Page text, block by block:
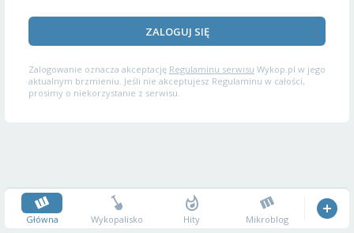
ZALOGUJ SIĘ
Zalogowanie oznacza akceptację Regulaminu serwisu Wykop.pl w jego
aktualnym brzmieniu. Jeśli nie akceptujesz Regulaminu w całości,
prosimy o niekorzystanie z serwisu.
Główna Wykopalisko Hity Mikroblog